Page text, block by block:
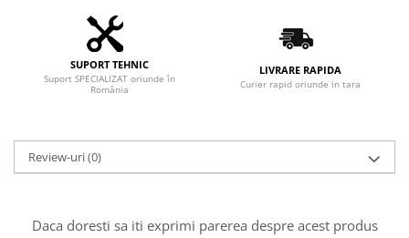
Card Reader
Periferice PC
Camere Web
Mouse
Casti
Tastaturi
SUPORT TEHNIC
Suport SPECIALIZAT oriunde în
România
LIVRARE RAPIDA
Curier rapid oriunde in tara
Review-uri(0)
Daca doresti sa iti exprimi parerea despre acest produs